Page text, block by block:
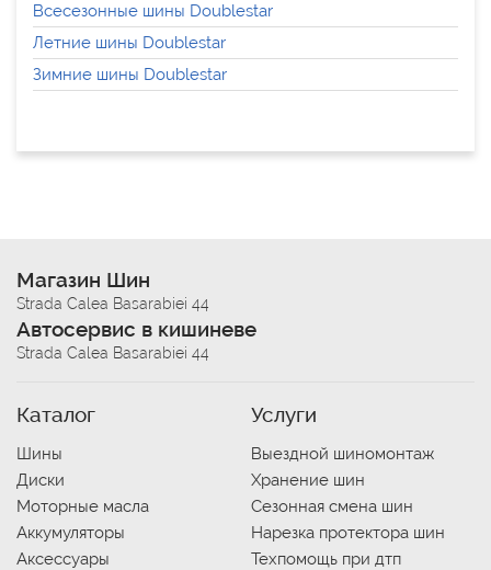
Всесезонные шины Doublestar
Летние шины Doublestar
Зимние шины Doublestar
Магазин Шин
Strada Calea Basarabiei 44
Автосервис в кишиневе
Strada Calea Basarabiei 44
Каталог
Шины
Диски
Моторные масла
Аккумуляторы
Аксессуары
Услуги
Выездной шиномонтаж
Хранение шин
Сезонная смена шин
Нарезка протектора шин
Техпомощь при дтп